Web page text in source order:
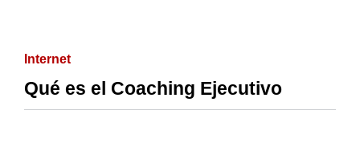
Internet
Qué es el Coaching Ejecutivo